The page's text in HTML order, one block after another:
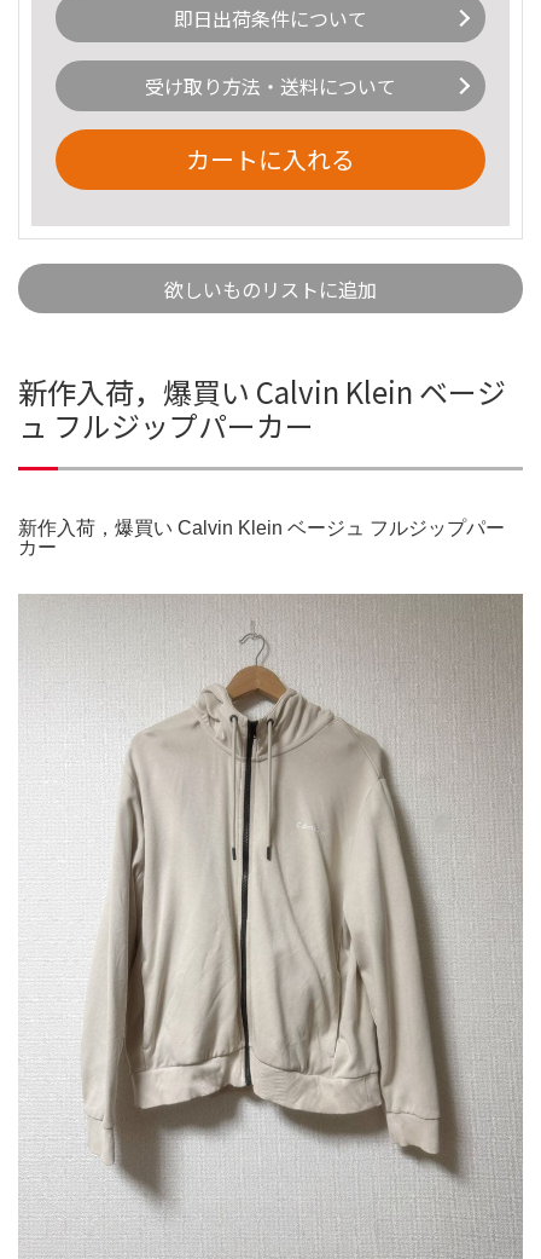
即日出荷条件について
受け取り方法・送料について
カートに入れる
欲しいものリストに追加
新作入荷，爆買い Calvin Klein ベージ
ュ フルジップパーカー
新作入荷，爆買い Calvin Klein ベージュ フルジップパー
カー